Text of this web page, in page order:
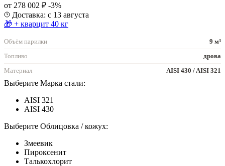
от 278 002 ₽ -3%
Доставка: с 13 августа
🎁 + кварцит 40 кг
Объём парилки
9 м³
Топливо
дрова
Материал
AISI 430 / AISI 321
Выберите Марка стали:
AISI 321
AISI 430
Выберите Облицовка / кожух:
Змеевик
Пироксенит
Талькохлорит